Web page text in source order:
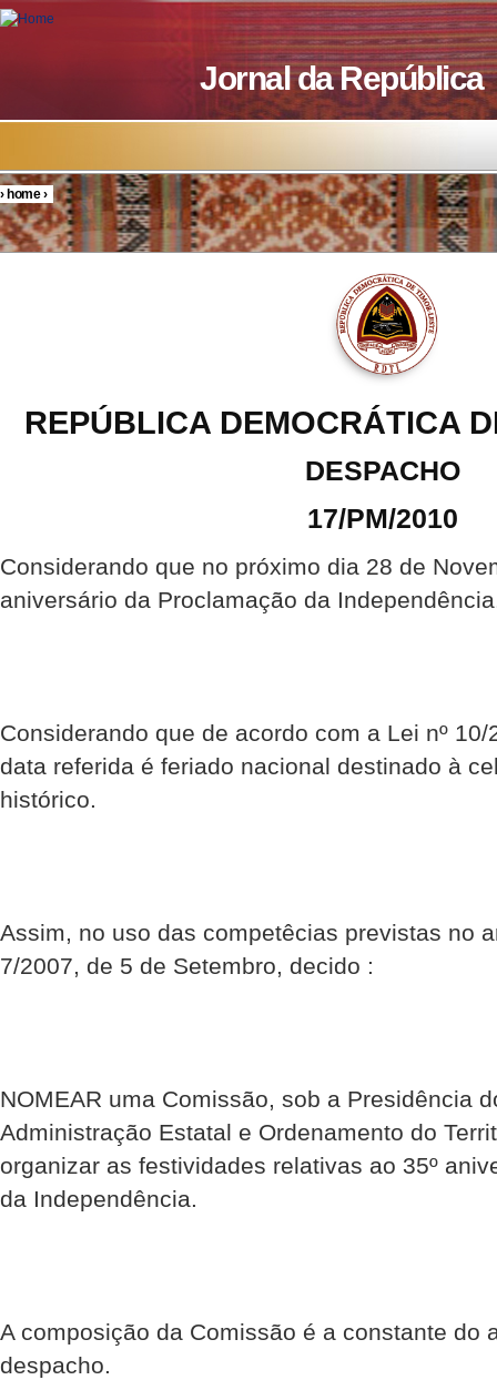
Skip to main content
Jornal da República
You are here
›home›
REPÚBLICA DEMOCRÁTICA
DESPACHO
17/PM/2010
Considerando que no próximo dia 28 de
aniversário da Proclamação da
Considerando que de acordo com a Lei nº
data referida é feriado nacional destinado à
histórico.
Assim, no uso das competêcias previstas no
7/2007, de 5 de Setembro, decido :
NOMEAR uma Comissão, sob a Presidência
Administração Estatal e Ordenamento do
organizar as festividades relativas ao 35º
da Independência.
A composição da Comissão é a constante do
despacho.